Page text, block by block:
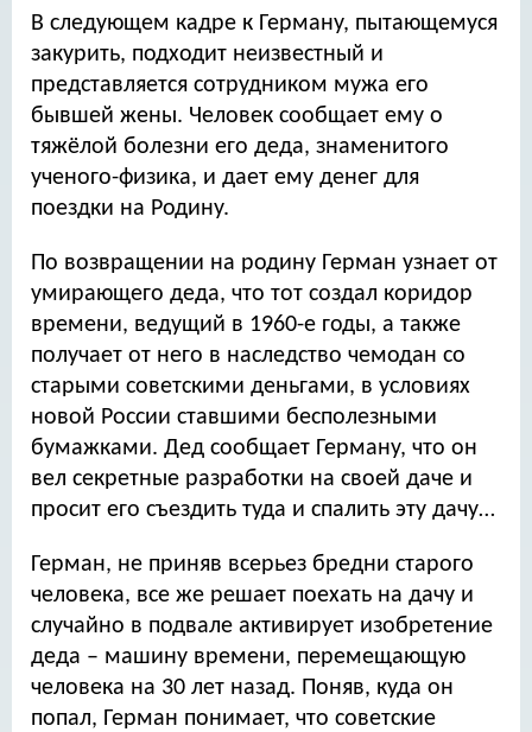
В следующем кадре к Герману, пытающемуся
закурить, подходит неизвестный и
представляется сотрудником мужа его
бывшей жены. Человек сообщает ему о
тяжёлой болезни его деда, знаменитого
ученого-физика, и дает ему денег для
поездки на Родину.
По возвращении на родину Герман узнает от
умирающего деда, что тот создал коридор
времени, ведущий в 1960-е годы, а также
получает от него в наследство чемодан со
старыми советскими деньгами, в условиях
новой России ставшими бесполезными
бумажками. Дед сообщает Герману, что он
вел секретные разработки на своей даче и
просит его съездить туда и спалить эту дачу…
Герман, не приняв всерьез бредни старого
человека, все же решает поехать на дачу и
случайно в подвале активирует изобретение
деда – машину времени, перемещающую
человека на 30 лет назад. Поняв, куда он
попал, Герман понимает, что советские